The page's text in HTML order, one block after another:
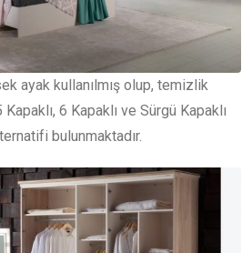
ayak kullanılmış olup, temizlik
Kapaklı, 6 Kapaklı ve Sürgü Kapaklı
bulunmaktadır.